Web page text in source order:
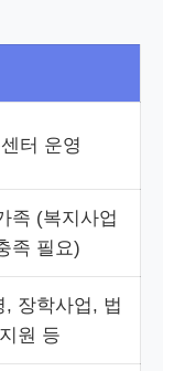
터 운영
족 (복지사업
족 필요)
, 장학사업, 법
원 등